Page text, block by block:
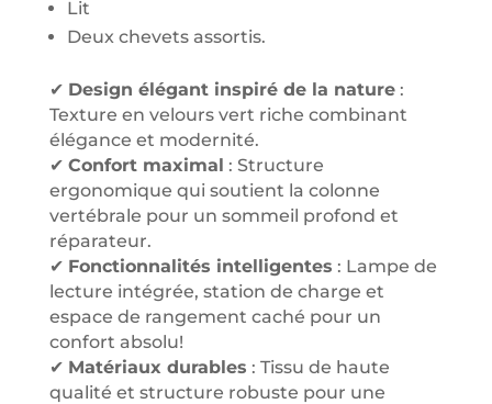
Lit
Deux chevets assortis.
✔ Design élégant inspiré de la nature:
Texture en velours vert riche combinant
élégance et modernité.
✔ Confort maximal : Structure
ergonomique qui soutient la colonne
vertébrale pour un sommeil profond et
réparateur.
✔ Fonctionnalités intelligentes : Lampe de
lecture intégrée, station de charge et
espace de rangement caché pour un
confort absolu!
✔ Matériaux durables : Tissu de haute
qualité et structure robuste pour une